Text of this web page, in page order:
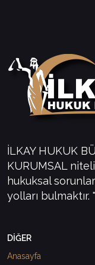
İLKAY HUKUK
KURUMSAL
hukuksal
yolları bulmaktır.
DİĞER
Anasayfa